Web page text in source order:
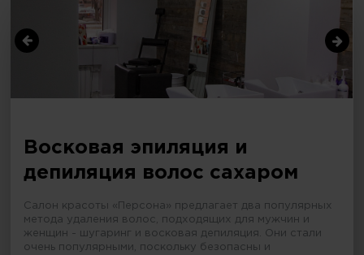
Восковая эпиляция и
депиляция волос сахаром
Салон красоты «Персона» предлагает два популярных
метода удаления волос, подходящих для мужчин и
женщин - шугаринг и восковая депиляция. Они стали
очень популярными, поскольку безопасны и